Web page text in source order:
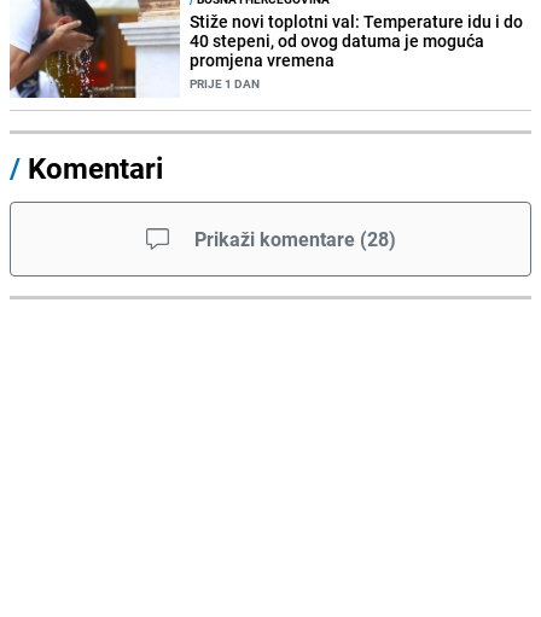
Stiže novi toplotni val: Temperature idu i do
40 stepeni, od ovog datuma je moguća
promjena vremena
PRIJE 1 DAN
/ Komentari
Prikaži komentare (28)